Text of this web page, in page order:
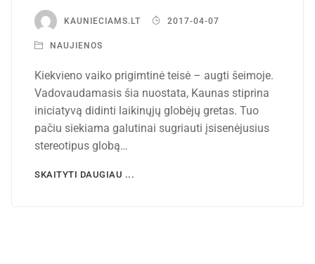
KAUNIECIAMS.LT 2017-04-07
NAUJIENOS
Kiekvieno vaiko prigimtinė teisė – augti šeimoje.
Vadovaudamasis šia nuostata, Kaunas stiprina
iniciatyvą didinti laikinųjų globėjų gretas. Tuo
pačiu siekiama galutinai sugriauti įsisenėjusius
stereotipus globą…
SKAITYTI DAUGIAU ...